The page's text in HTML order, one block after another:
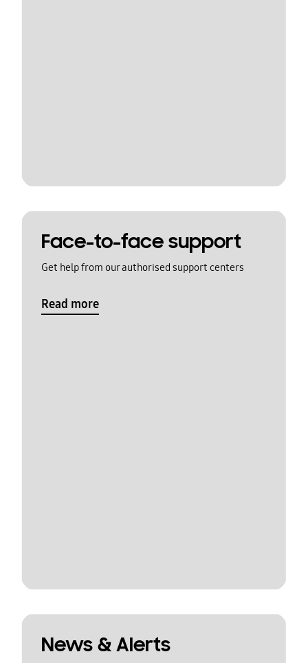
Face-to-face support
Get help from our authorised support centers
Read more
News & Alerts